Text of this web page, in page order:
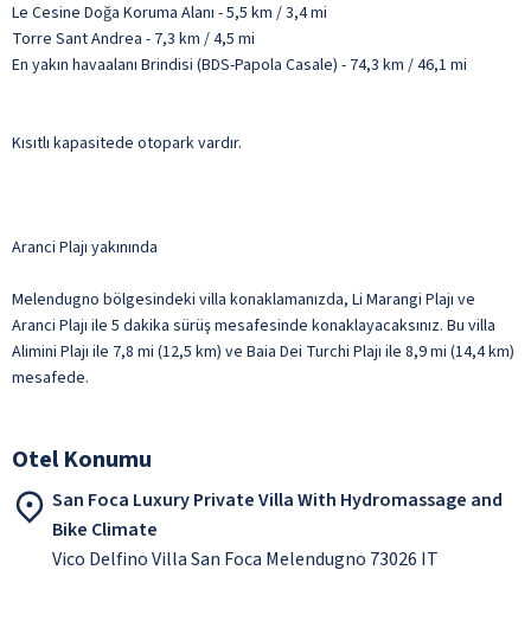
Le Cesine Doğa Koruma Alanı - 5,5 km / 3,4 mi
Torre Sant Andrea - 7,3 km / 4,5 mi
En yakın havaalanı Brindisi (BDS-Papola Casale) - 74,3 km / 46,1 mi
Kısıtlı kapasitede otopark vardır.
Aranci Plajı yakınında
Melendugno bölgesindeki villa konaklamanızda, Li Marangi Plajı ve
Aranci Plajı ile 5 dakika sürüş mesafesinde konaklayacaksınız. Bu villa
Alimini Plajı ile 7,8 mi (12,5 km) ve Baia Dei Turchi Plajı ile 8,9 mi (14,4 km)
mesafede.
Otel Konumu
San Foca Luxury Private Villa With Hydromassage and
Bike Climate
Vico Delfino Villa San Foca Melendugno 73026 IT